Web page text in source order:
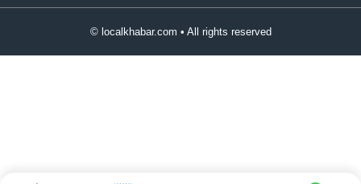
© localkhabar.com • All rights reserved